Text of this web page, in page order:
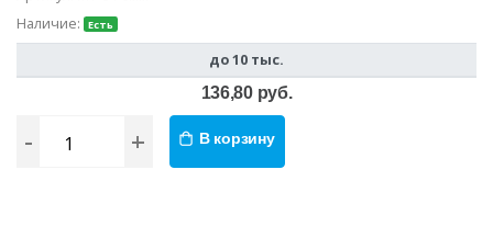
Наличие:
Есть
до 10 тыс.
136,80 руб.
- + В корзину